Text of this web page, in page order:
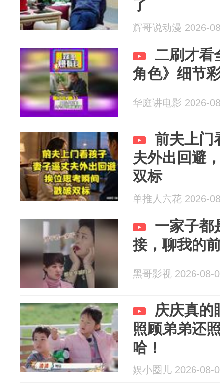
了
辉哥说动漫 2026-
二刷才看
角色》细节
华庭讲电影 2026-
前夫上门
夫外出回避
双标
单推人六花 2026-
一家子都
接，聊我的
黑哥影视 2026-08-
庆庆真的
照顾弟弟还
哈！
娱小圈儿 2026-08-